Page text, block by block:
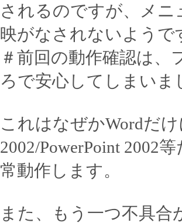
されるのですが、メ
映がなされないようで
＃前回の動作確認は
ろで安心してしまいま
これはなぜかWordだ
2002/PowerPoint 2002
常動作します。
また、もう一つ不具合